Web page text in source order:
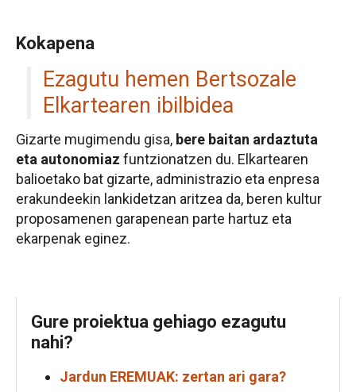
Kokapena
Ezagutu hemen Bertsozale
Elkartearen ibilbidea
Gizarte mugimendu gisa, bere baitan ardaztuta
eta autonomiaz funtzionatzen du. Elkartearen
balioetako bat gizarte, administrazio eta enpresa
erakundeekin lankidetzan aritzea da, beren kultur
proposamenen garapenean parte hartuz eta
ekarpenak eginez.
Gure proiektua gehiago ezagutu
nahi?
Jardun EREMUAK: zertan ari gara?